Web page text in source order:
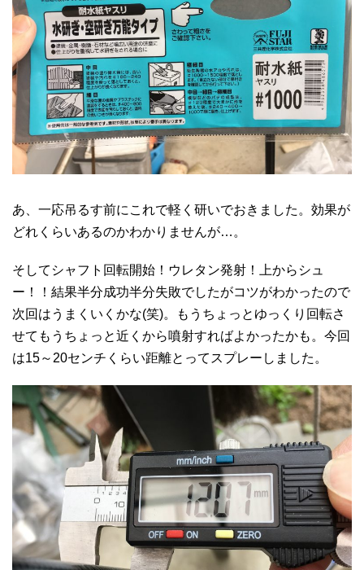
あ、一応吊るす前にこれで軽く研いでおきました。効果が
どれくらいあるのかわかりませんが…。
そしてシャフト回転開始！ウレタン発射！上からシュ
ー！！結果半分成功半分失敗でしたがコツがわかったので
次回はうまくいくかな(笑)。もうちょっとゆっくり回転さ
せてもうちょっと近くから噴射すればよかったかも。今回
は15～20センチくらい距離とってスプレーしました。